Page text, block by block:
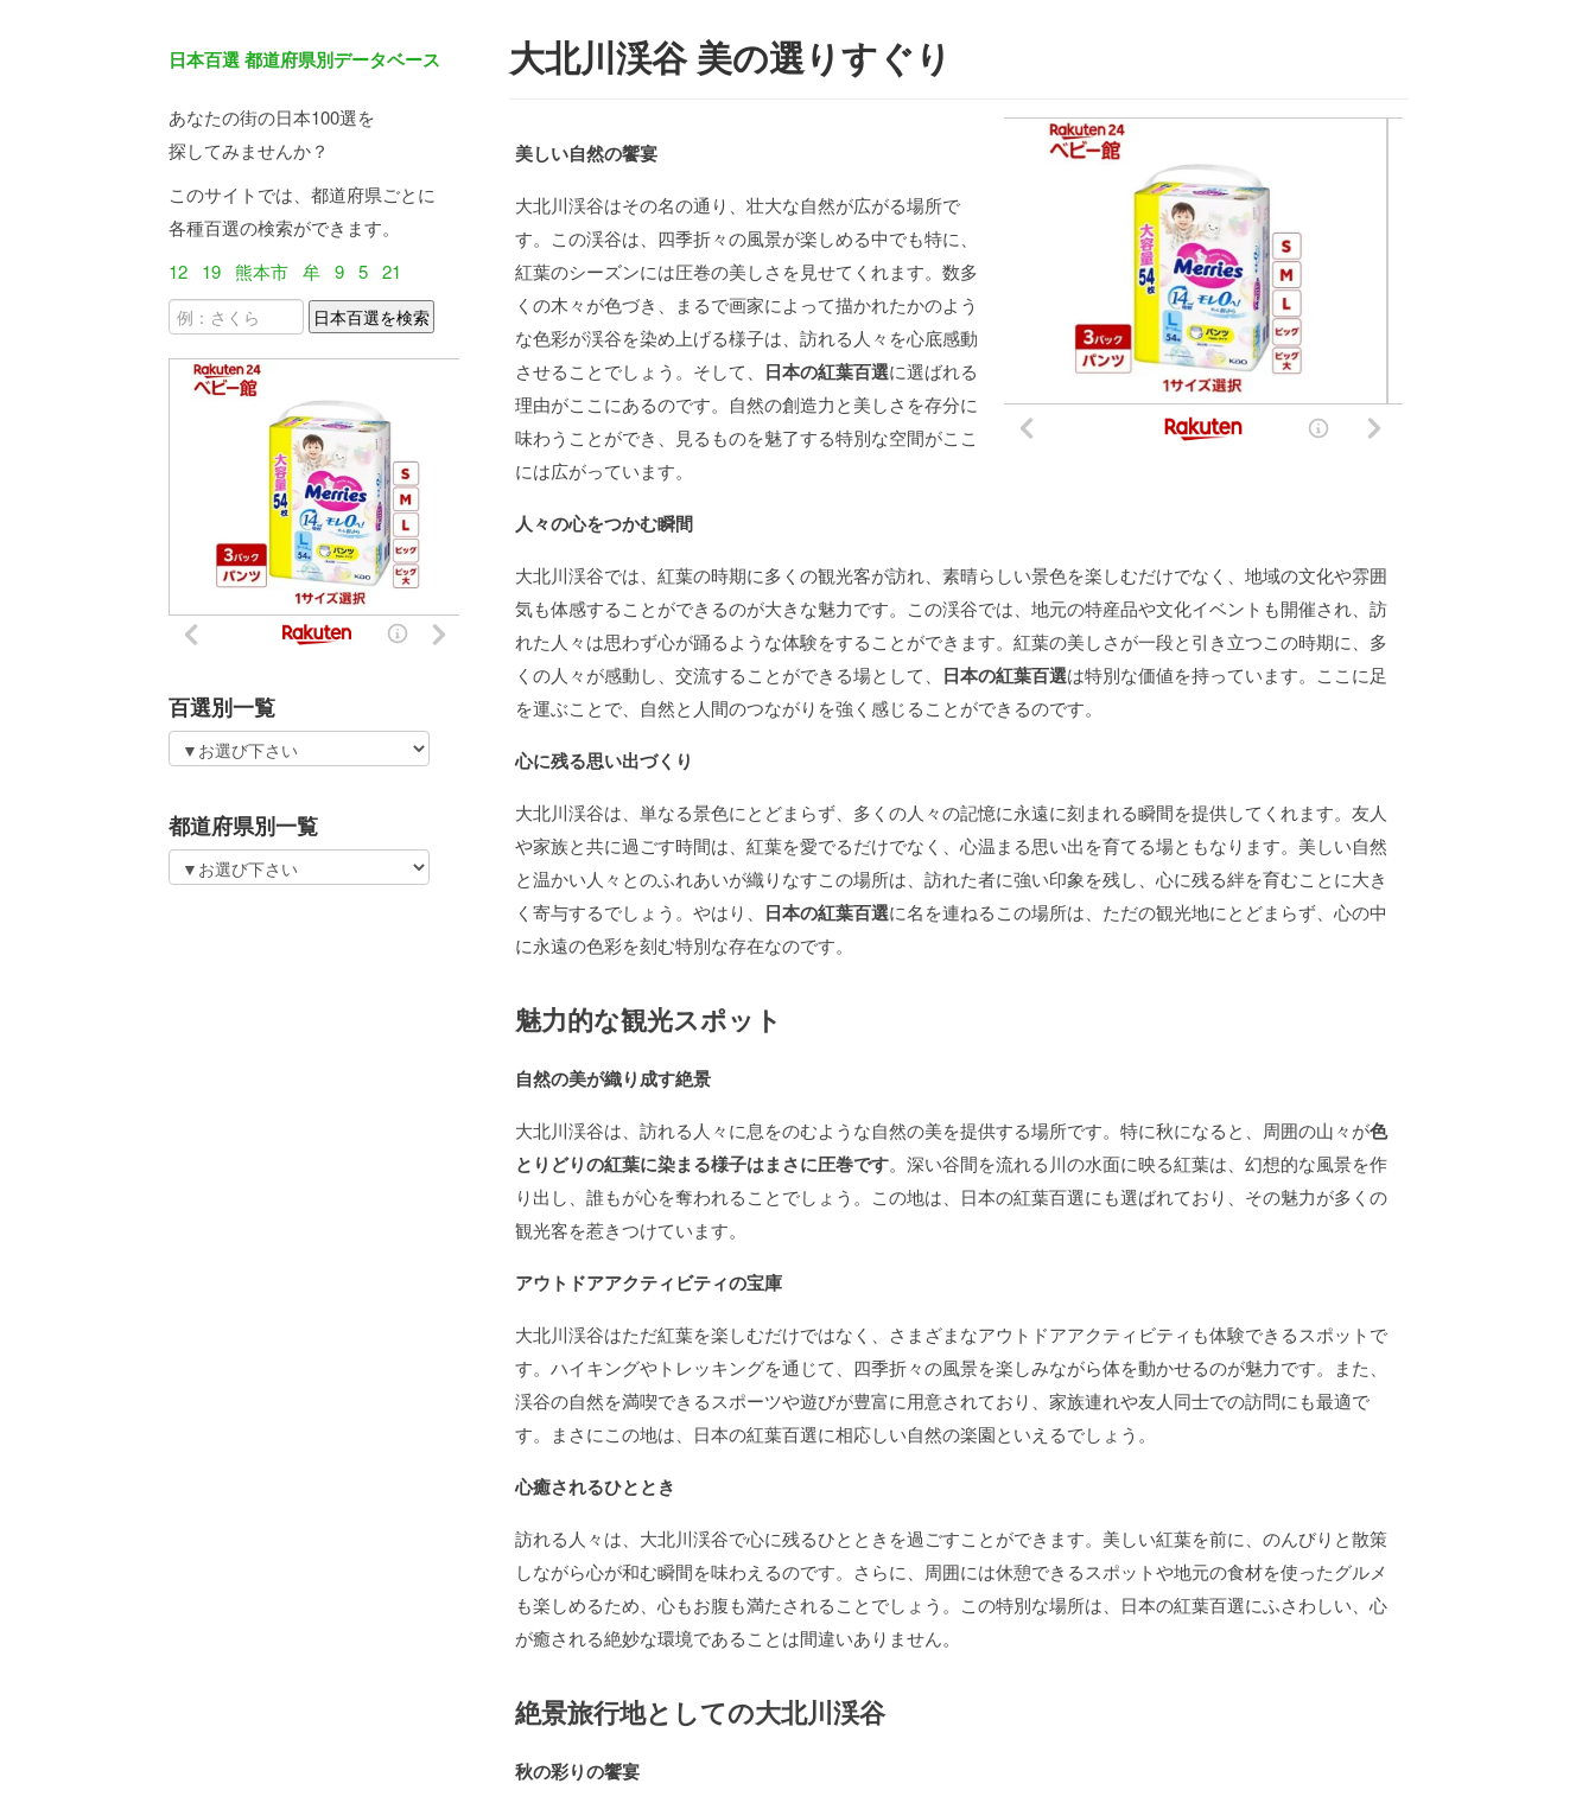
日本百選 都道府県別データベース
あなたの街の日本100選を
探してみませんか？
このサイトでは、都道府県ごとに
各種百選の検索ができます。
12
19 熊本市 牟 9 5 21
百選別一覧
都道府県別一覧
大北川渓谷 美の選りすぐり
美しい自然の饗宴
大北川渓谷はその名の通り、壮大な自然が広がる場所で
す。この渓谷は、四季折々の風景が楽しめる中でも特に、
紅葉のシーズンには圧巻の美しさを見せてくれます。数多
くの木々が色づき、まるで画家によって描かれたかのよう
な色彩が渓谷を染め上げる様子は、訪れる人々を心底感動
させることでしょう。そして、
日本の紅葉百選に選ばれる
理由がここにあるのです。自然の創造力と美しさを存分に
味わうことができ、見るものを魅了する特別な空間がここ
には広がっています。
人々の心をつかむ瞬間
大北川渓谷では、紅葉の時期に多くの観光客が訪れ、素晴らしい景色を楽しむだけでなく、地域の文化や雰囲
気も体感することができるのが大きな魅力です。この渓谷では、地元の特産品や文化イベントも開催され、訪
れた人々は思わず心が踊るような体験をすることができます。紅葉の美しさが一段と引き立つこの時期に、多
くの人々が感動し、交流することができる場として、
日本の紅葉百選は特別な価値を持っています。ここに足
を運ぶことで、自然と人間のつながりを強く感じることができるのです。
心に残る思い出づくり
大北川渓谷は、単なる景色にとどまらず、多くの人々の記憶に永遠に刻まれる瞬間を提供してくれます。友人
や家族と共に過ごす時間は、紅葉を愛でるだけでなく、心温まる思い出を育てる場ともなります。美しい自然
と温かい人々とのふれあいが織りなすこの場所は、訪れた者に強い印象を残し、心に残る絆を育むことに大き
く寄与するでしょう。やはり、
日本の紅葉百選に名を連ねるこの場所は、ただの観光地にとどまらず、心の中
に永遠の色彩を刻む特別な存在なのです。
魅力的な観光スポット
自然の美が織り成す絶景
大北川渓谷は、訪れる人々に息をのむような自然の美を提供する場所です。特に秋になると、周囲の山々が色
とりどりの紅葉に染まる様子はまさに圧巻です。深い谷間を流れる川の水面に映る紅葉は、幻想的な風景を作
り出し、誰もが心を奪われることでしょう。この地は、日本の紅葉百選にも選ばれており、その魅力が多くの
観光客を惹きつけています。
アウトドアアクティビティの宝庫
大北川渓谷はただ紅葉を楽しむだけではなく、さまざまなアウトドアアクティビティも体験できるスポットで
す。ハイキングやトレッキングを通じて、四季折々の風景を楽しみながら体を動かせるのが魅力です。また、
渓谷の自然を満喫できるスポーツや遊びが豊富に用意されており、家族連れや友人同士での訪問にも最適で
す。まさにこの地は、日本の紅葉百選に相応しい自然の楽園といえるでしょう。
心癒されるひととき
訪れる人々は、大北川渓谷で心に残るひとときを過ごすことができます。美しい紅葉を前に、のんびりと散策
しながら心が和む瞬間を味わえるのです。さらに、周囲には休憩できるスポットや地元の食材を使ったグルメ
も楽しめるため、心もお腹も満たされることでしょう。この特別な場所は、日本の紅葉百選にふさわしい、心
が癒される絶妙な環境であることは間違いありません。
絶景旅行地としての大北川渓谷
秋の彩りの饗宴